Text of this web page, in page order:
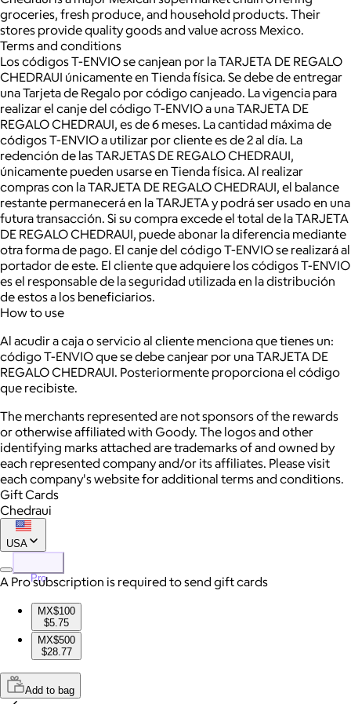
groceries, fresh produce, and household products. Their
stores provide quality goods and value across Mexico.
Terms and conditions
Los códigos T-ENVIO se canjean por la TARJETA DE REGALO
CHEDRAUI únicamente en Tienda física. Se debe de entregar
una Tarjeta de Regalo por código canjeado. La vigencia para
realizar el canje del código T-ENVIO a una TARJETA DE
REGALO CHEDRAUI, es de 6 meses. La cantidad máxima de
códigos T-ENVIO a utilizar por cliente es de 2 al día. La
redención de las TARJETAS DE REGALO CHEDRAUI,
únicamente pueden usarse en Tienda física. Al realizar
compras con la TARJETA DE REGALO CHEDRAUI, el balance
restante permanecerá en la TARJETA y podrá ser usado en una
futura transacción. Si su compra excede el total de la TARJETA
DE REGALO CHEDRAUI, puede abonar la diferencia mediante
otra forma de pago. El canje del código T-ENVIO se realizará al
portador de este. El cliente que adquiere los códigos T-ENVIO
es el responsable de la seguridad utilizada en la distribución
de estos a los beneficiarios.
How to use
Al acudir a caja o servicio al cliente menciona que tienes un:
código T-ENVIO que se debe canjear por una TARJETA DE
REGALO CHEDRAUI. Posteriormente proporciona el código
que recibiste.
The merchants represented are not sponsors of the rewards
or otherwise affiliated with Goody. The logos and other
identifying marks attached are trademarks of and owned by
each represented company and/or its affiliates. Please visit
each company's website for additional terms and conditions.
Gift Cards
Chedraui
USA
Pro
A Pro subscription is required to send gift cards
MX$100
$5.75
MX$500
$28.77
Add to bag